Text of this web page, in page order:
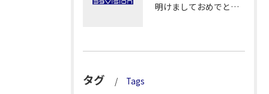
明けましておめでとうございます！
タグ Tags